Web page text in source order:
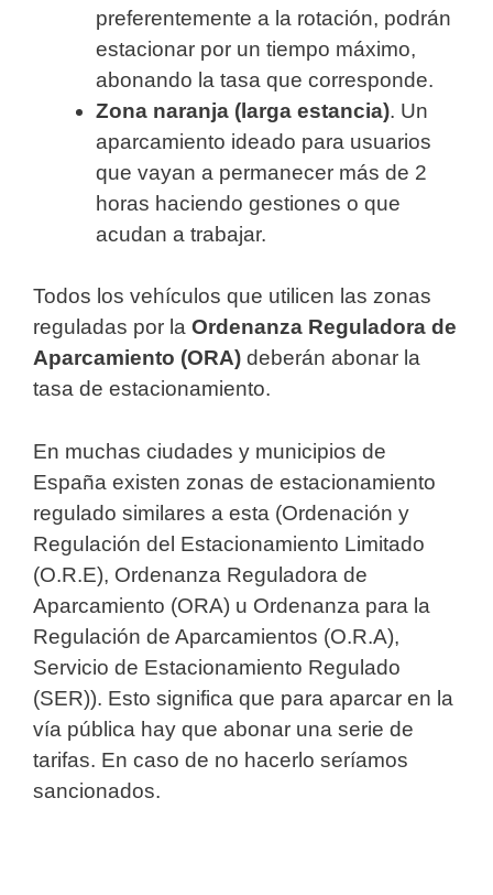
preferentemente a la rotación, podrán
estacionar por un tiempo máximo,
abonando la tasa que corresponde.
Zona naranja (larga estancia). Un
aparcamiento ideado para usuarios
que vayan a permanecer más de 2
horas haciendo gestiones o que
acudan a trabajar.
Todos los vehículos que utilicen las zonas
reguladas por la Ordenanza Reguladora de
Aparcamiento (ORA) deberán abonar la
tasa de estacionamiento.
En muchas ciudades y municipios de
España existen zonas de estacionamiento
regulado similares a esta (Ordenación y
Regulación del Estacionamiento Limitado
(O.R.E), Ordenanza Reguladora de
Aparcamiento (ORA) u Ordenanza para la
Regulación de Aparcamientos (O.R.A),
Servicio de Estacionamiento Regulado
(SER)). Esto significa que para aparcar en la
vía pública hay que abonar una serie de
tarifas. En caso de no hacerlo seríamos
sancionados.